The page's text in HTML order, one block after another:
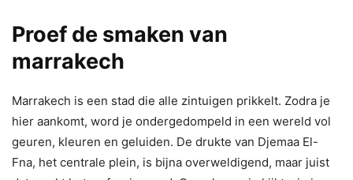
Proef de smaken van
marrakech
Marrakech is een stad die alle zintuigen prikkelt. Zodra je
hier aankomt, word je ondergedompeld in een wereld vol
geuren, kleuren en geluiden. De drukte van Djemaa El-
Fna, het centrale plein, is bijna overweldigend, maar juist